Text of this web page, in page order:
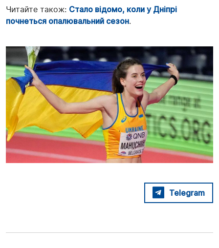
Читайте також: Стало відомо, коли у Дніпрі
почнеться опалювальний сезон.
Telegram